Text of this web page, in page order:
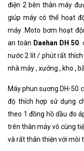
điện 2 bên thân máy
giúp máy có thể hoạt
máy .Moto bơm hoạt
an toàn Daehan DH 50
nước 2 lít / phút rất
nhà máy , xưởng , kho ,
Máy phun sương DH-50
độ thích hợp sử dụng
theo 1 đồng hồ dầu đo
trên thân máy vô cùng
và rất thân thiện với môi